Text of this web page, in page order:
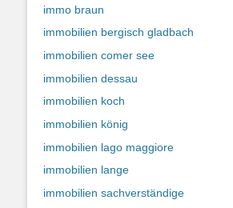
immo braun
immobilien bergisch gladbach
immobilien comer see
immobilien dessau
immobilien koch
immobilien könig
immobilien lago maggiore
immobilien lange
immobilien sachverständige